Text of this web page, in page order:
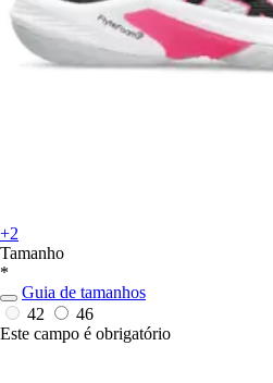
+2
Tamanho
*
Guia de tamanhos
42
46
Este campo é obrigatório